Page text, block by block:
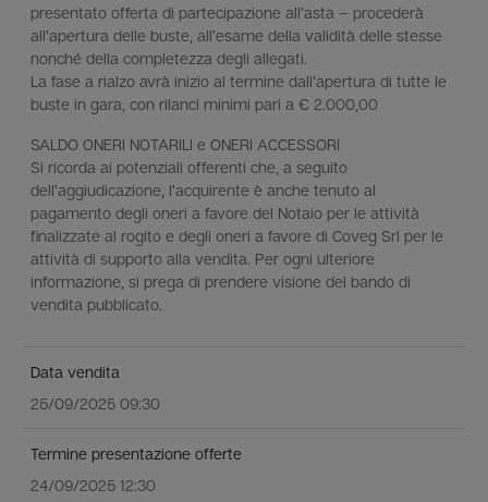
presentato offerta di partecipazione all’asta – procederà
all’apertura delle buste, all’esame della validità delle stesse
nonché della completezza degli allegati.
La fase a rialzo avrà inizio al termine dall’apertura di tutte le
buste in gara, con rilanci minimi pari a € 2.000,00
SALDO ONERI NOTARILI e ONERI ACCESSORI
Si ricorda ai potenziali offerenti che, a seguito
dell’aggiudicazione, l’acquirente è anche tenuto al
pagamento degli oneri a favore del Notaio per le attività
finalizzate al rogito e degli oneri a favore di Coveg Srl per le
attività di supporto alla vendita. Per ogni ulteriore
informazione, si prega di prendere visione del bando di
vendita pubblicato.
Data vendita
25/09/2025 09:30
Termine presentazione offerte
24/09/2025 12:30